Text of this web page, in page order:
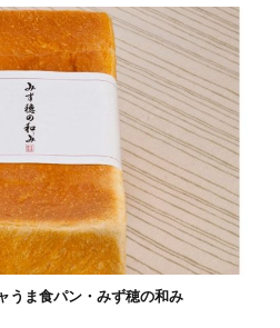
うま食パン・みず穂の和み